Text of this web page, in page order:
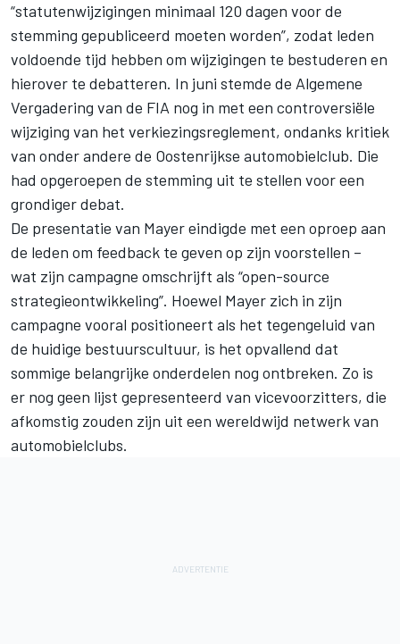
“statutenwijzigingen minimaal 120 dagen voor de
stemming gepubliceerd moeten worden”, zodat leden
voldoende tijd hebben om wijzigingen te bestuderen en
hierover te debatteren. In juni stemde de Algemene
Vergadering van de FIA nog in met een controversiële
wijziging van het verkiezingsreglement, ondanks kritiek
van onder andere de Oostenrijkse automobielclub. Die
had opgeroepen de stemming uit te stellen voor een
grondiger debat.
De presentatie van Mayer eindigde met een oproep aan
de leden om feedback te geven op zijn voorstellen –
wat zijn campagne omschrijft als “open-source
strategieontwikkeling”. Hoewel Mayer zich in zijn
campagne vooral positioneert als het tegengeluid van
de huidige bestuurscultuur, is het opvallend dat
sommige belangrijke onderdelen nog ontbreken. Zo is
er nog geen lijst gepresenteerd van vicevoorzitters, die
afkomstig zouden zijn uit een wereldwijd netwerk van
automobielclubs.